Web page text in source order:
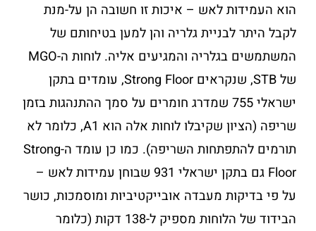
הוא העמידות לאש – איכות זו חשובה הן על-מנת
לקבל היתר לבניית גלריה והן למען בטיחותם של
המשתמשים בגלריה והמגיעים אליה. לוחות ה-MGO
של STB, שנקראים Strong Floor, עומדים בתקן
ישראלי 755 שמדרג חומרים על סמך ההתנהגות בזמן
שריפה (הציון שקיבלו לוחות אלה הוא A1, כלומר לא
תורמים להתפתחות השריפה). כמו כן עומד ה-Strong
Floor גם בתקן ישראלי 931 שבוחן עמידות לאש –
על פי בדיקות מעבדה אובייקטיביות ומוסמכות, כושר
הבידוד של הלוחות מספיק ל-138 דקות (כלומר